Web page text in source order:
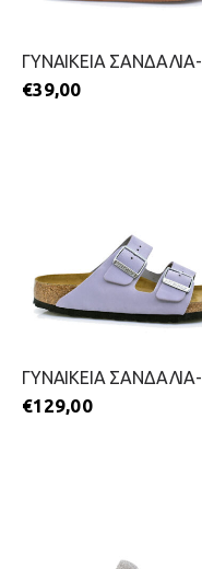
€39,00
€129,00